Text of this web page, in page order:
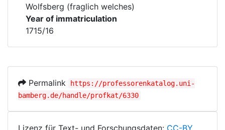
Wolfsberg (fraglich welches)
Year of immatriculation
1715/16
Permalink
https://professorenkatalog.uni-
bamberg.de/handle/profkat/6330
Lizenz für Text- und Forschungsdaten: CC-BY